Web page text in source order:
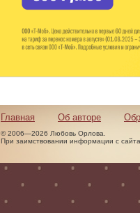
Главная Об авторе
© 2006—2026 Любовь Орлова.
При заимствовании информации с